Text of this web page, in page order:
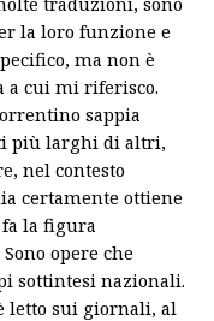
la loro funzione e
ma non è
a cui mi riferisco.
sappia
più larghi di altri,
nel contesto
certamente ottiene
la figura
opere che
sottintesi nazionali.
letto sui giornali, al